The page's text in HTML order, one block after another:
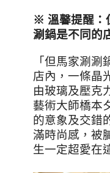
※ 溫馨提醒：
涮鍋是不同的
「但馬家涮
店內，一條晶
由玻璃及壓克
藝術大師橋本
的意象及交錯
滿時尚感，被
生一定超愛在